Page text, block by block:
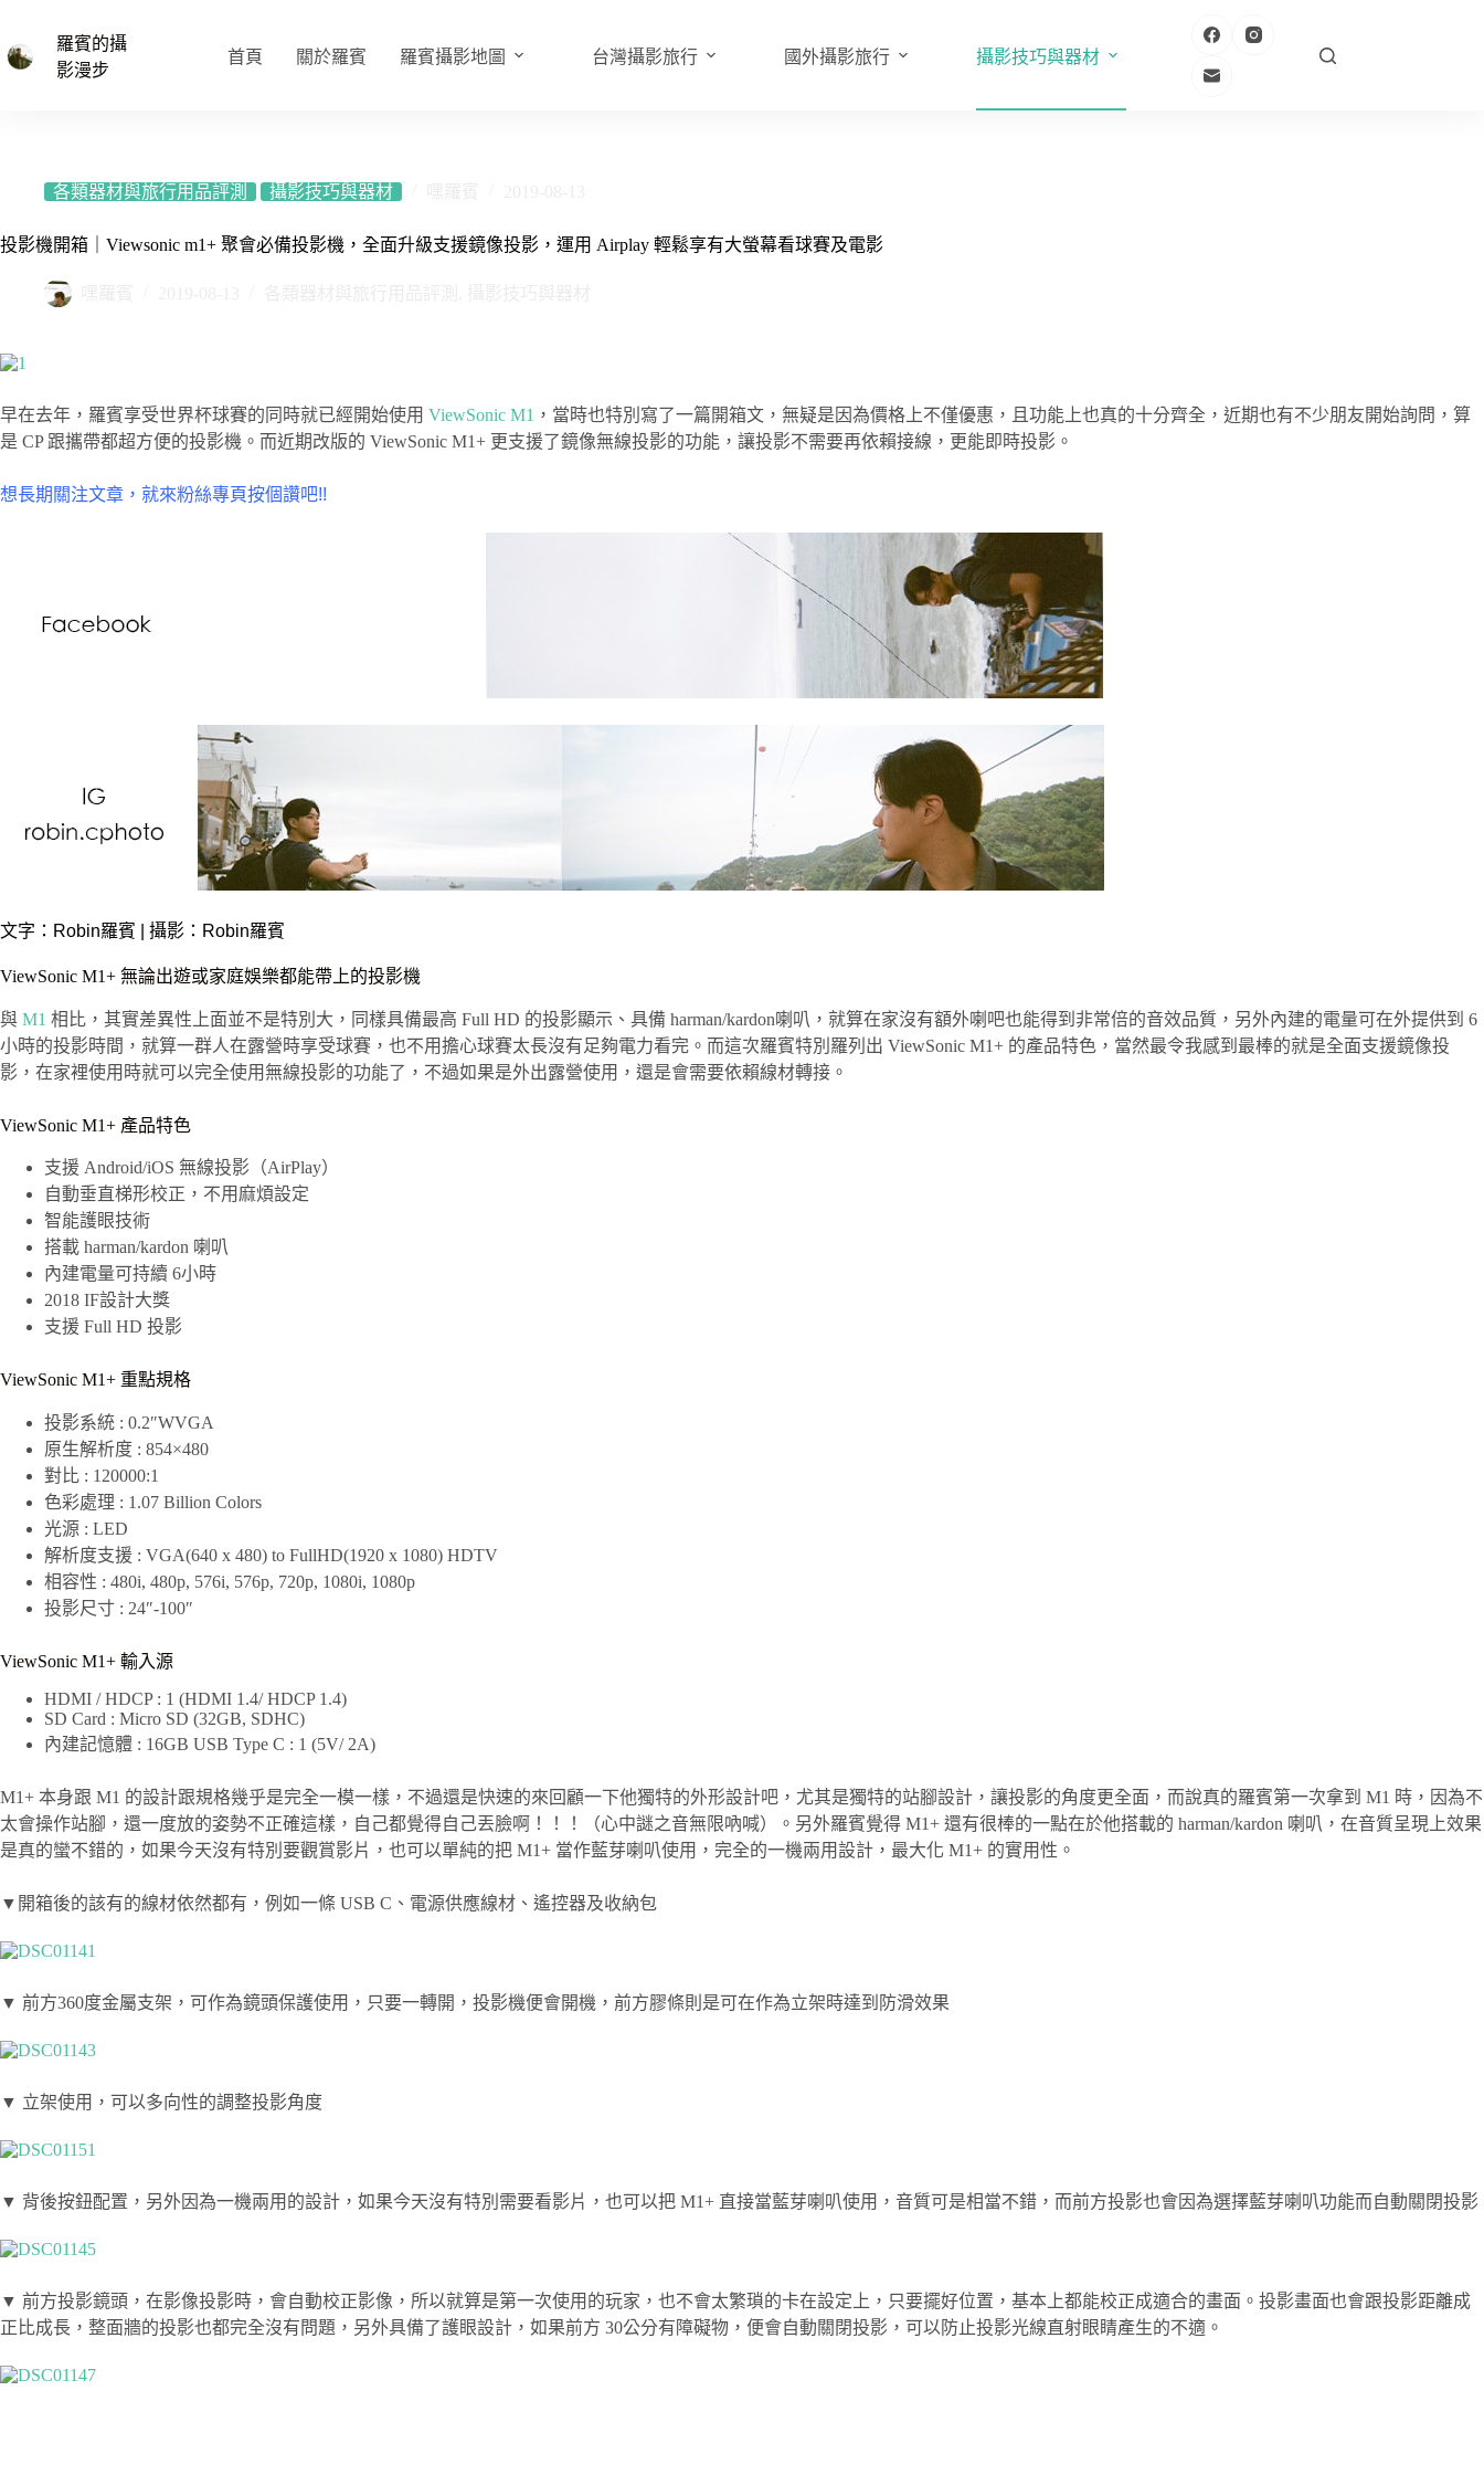
主
羅賓的攝
影漫步
首頁 關於羅賓 羅賓攝影地圖 台灣攝影旅行 國外攝影旅行 攝影技巧與器材
各類器材與旅行用品評測 攝影技巧與器材
投影機開箱｜Viewsonic m1+ 聚會必備投影機，全面升級支援鏡像投影，運用 Airplay 輕鬆享有大螢幕看球賽及電影
早在去年，羅賓享受世界杯球賽的同時就已經開始使用 ViewSonic M1 ，當時也特別寫了一篇開箱文，無疑是因為價格上不僅優惠，且功能上也真的十分齊全，近期也有不少朋友開始詢問，算
是 CP 跟攜帶都超方便的投影機。而近期改版的 ViewSonic M1+ 更支援了鏡像無線投影的功能，讓投影不需要再依賴接線，更能即時投影。
想長期關注文章，就來粉絲專頁按個讚吧!!
文字： Robin羅賓 | 攝影：Robin羅賓
ViewSonic M1+ 無論出遊或家庭娛樂都能帶上的投影機
與 M1 相比，其實差異性上面並不是特別大，同樣具備最高 Full HD 的投影顯示、具備 harman/kardon喇叭，就算在家沒有額外喇吧也能得到非常倍的音效品質，另外內建的電量可在外提供到 6
小時的投影時間，就算一群人在露營時享受球賽，也不用擔心球賽太長沒有足夠電力看完。而這次羅賓特別羅列出 ViewSonic M1+ 的產品特色，當然最令我感到最棒的就是全面支援鏡像投
影，在家裡使用時就可以完全使用無線投影的功能了，不過如果是外出露營使用，還是會需要依賴線材轉接。
ViewSonic M1+ 產品特色
支援 Android/iOS 無線投影（AirPlay）
自動垂直梯形校正，不用麻煩設定
智能護眼技術
搭載 harman/kardon 喇叭
內建電量可持續 6小時
2018 IF設計大獎
支援 Full HD 投影
ViewSonic M1+ 重點規格
投影系統 : 0.2″WVGA
原生解析度 : 854×480
對比 : 120000:1
色彩處理 : 1.07 Billion Colors
光源 : LED
解析度支援 : VGA(640 x 480) to FullHD(1920 x 1080) HDTV
相容性 : 480i, 480p, 576i, 576p, 720p, 1080i, 1080p
投影尺寸 : 24″-100″
ViewSonic M1+ 輸入源
HDMI / HDCP : 1 (HDMI 1.4/ HDCP 1.4)
SD Card : Micro SD (32GB, SDHC)
內建記憶體 : 16GB USB Type C : 1 (5V/ 2A)
M1+ 本身跟 M1 的設計跟規格幾乎是完全一模一樣，不過還是快速的來回顧一下他獨特的外形設計吧，尤其是獨特的站腳設計，讓投影的角度更全面，而說真的羅賓第一次拿到 M1 時，因為不
太會操作站腳，還一度放的姿勢不正確這樣，自己都覺得自己丟臉啊！！！（心中謎之音無限吶喊）。另外羅賓覺得 M1+ 還有很棒的一點在於他搭載的 harman/kardon 喇叭，在音質呈現上效果
是真的蠻不錯的，如果今天沒有特別要觀賞影片，也可以單純的把 M1+ 當作藍芽喇叭使用，完全的一機兩用設計，最大化 M1+ 的實用性。
▼開箱後的該有的線材依然都有，例如一條 USB C、電源供應線材、遙控器及收納包
▼ 前方360度金屬支架，可作為鏡頭保護使用，只要一轉開，投影機便會開機，前方膠條則是可在作為立架時達到防滑效果
▼ 立架使用，可以多向性的調整投影角度
▼ 背後按鈕配置，另外因為一機兩用的設計，如果今天沒有特別需要看影片，也可以把 M1+ 直接當藍芽喇叭使用，音質可是相當不錯，而前方投影也會因為選擇藍芽喇叭功能而自動關閉投影
▼ 前方投影鏡頭，在影像投影時，會自動校正影像，所以就算是第一次使用的玩家，也不會太繁瑣的卡在設定上，只要擺好位置，基本上都能校正成適合的畫面。投影畫面也會跟投影距離成
正比成長，整面牆的投影也都完全沒有問題，另外具備了護眼設計，如果前方 30公分有障礙物，便會自動關閉投影，可以防止投影光線直射眼睛產生的不適。